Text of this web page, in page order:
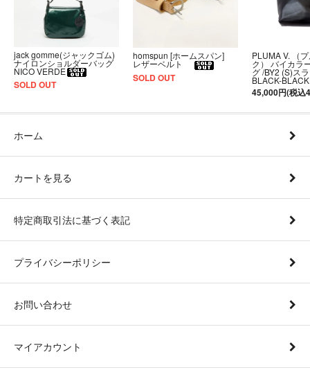
jack gomme(ジャックゴム)
ナイロンショルダーバッグ
NICO VERDE
SOLD OUT
homspun [ホームスパン]
レザーベルト
SOLD OUT
PLUMA V. （
ク） バイカラ
グ /BY2 (S)ス
BLACK-BLACK
45,000円(税込
ホーム
カートを見る
特定商取引法に基づく表記
プライバシーポリシー
お問い合わせ
マイアカウント